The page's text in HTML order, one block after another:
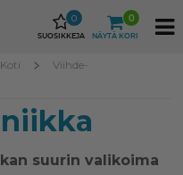
SUOSIKKEJA
0
NÄYTÄ KORI
0
Koti
Viihde-
suurin valikoima